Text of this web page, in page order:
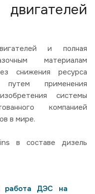
и полная
материалам
снижения ресурса
путем применения
системы
компанией
в мире.
в составе дизель
работа ДЭС на